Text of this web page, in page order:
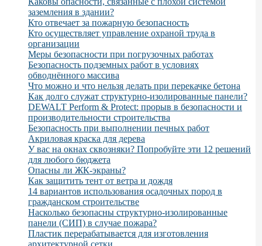
заземления в здании?
Кто отвечает за пожарную безопасность
Кто осуществляет управление охраной труда в
организации
Меры безопасности при погрузочных работах
Безопасность подземных работ в условиях
обводнённого массива
Что можно и что нельзя делать при перекачке бетона
Как долго служат структурно-изолированные панели?
DEWALT Perform & Protect: прорыв в безопасности и
производительности строительства
Безопасность при выполнении печных работ
Акриловая краска для дерева
У вас на окнах сквозняки? Попробуйте эти 12 решений
для любого бюджета
Опасны ли ЖК-экраны?
Как защитить тент от ветра и дождя
14 вариантов использования осадочных пород в
гражданском строительстве
Насколько безопасны структурно-изолированные
панели (СИП) в случае пожара?
Пластик перерабатывается для изготовления
архитектурной сетки